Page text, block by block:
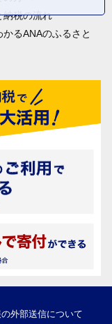
納税の流れ
かるANAのふるさと
外部送信について